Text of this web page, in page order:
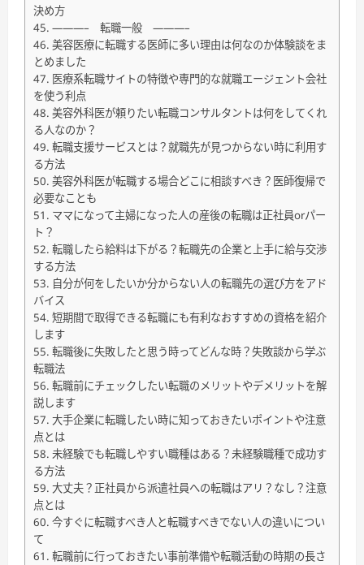
決め方
———– 転職一般 ———–
美容医療に転職する医師に多い理由は何なのか体験談をま
とめました
医療系転職サイトの特徴や専門的な就職エージェント会社
を使う利点
美容外科医が頼りたい転職コンサルタントは何をしてくれ
る人なのか？
転職支援サービスとは？就職先が見つからない時に利用す
る方法
美容外科医が転職する場合どこに相談すべき？医師復帰で
必要なことも
ママになって主婦になった人の産後の転職は正社員orパー
ト？
転職したら給料は下がる？転職先の企業と上手に給与交渉
する方法
自分が何をしたいか分からない人の転職先の選び方をアド
バイス
短期間で取得できる転職にも有利なおすすめの資格を紹介
します
転職後に失敗したと思う時ってどんな時？失敗談から学ぶ
転職法
転職前にチェックしたい転職のメリットやデメリットを解
説します
大手企業に転職したい時に知っておきたいポイントや注意
点とは
未経験でも転職しやすい職種はある？未経験職種で成功す
る方法
大丈夫？正社員から派遣社員への転職はアリ？なし？注意
点とは
今すぐに転職すべき人と転職すべきでない人の違いについ
て
転職前に行っておきたい事前準備や転職活動の時期の長さ